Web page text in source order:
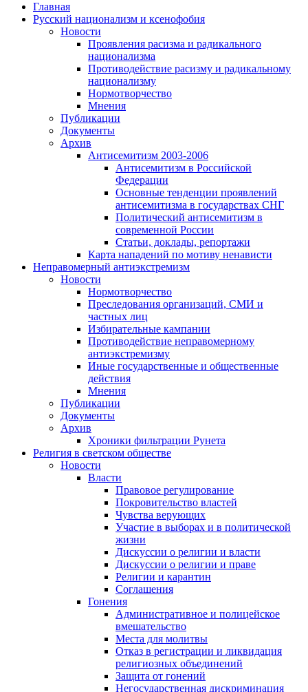
Главная
Русский национализм и ксенофобия
Новости
Проявления расизма и радикального
национализма
Противодействие расизму и радикальному
национализму
Нормотворчество
Мнения
Публикации
Документы
Архив
Антисемитизм 2003-2006
Антисемитизм в Российской
Федерации
Основные тенденции проявлений
антисемитизма в государствах СНГ
Политический антисемитизм в
современной России
Статьи, доклады, репортажи
Карта нападений по мотиву ненависти
Неправомерный антиэкстремизм
Новости
Нормотворчество
Преследования организаций, СМИ и
частных лиц
Избирательные кампании
Противодействие неправомерному
антиэкстремизму
Иные государственные и общественные
действия
Мнения
Публикации
Документы
Архив
Хроники фильтрации Рунета
Религия в светском обществе
Новости
Власти
Правовое регулирование
Покровительство властей
Чувства верующих
Участие в выборах и в политической
жизни
Дискуссии о религии и власти
Дискуссии о религии и праве
Религии и карантин
Соглашения
Гонения
Административное и полицейское
вмешательство
Места для молитвы
Отказ в регистрации и ликвидация
религиозных объединений
Защита от гонений
Негосударственная дискриминация